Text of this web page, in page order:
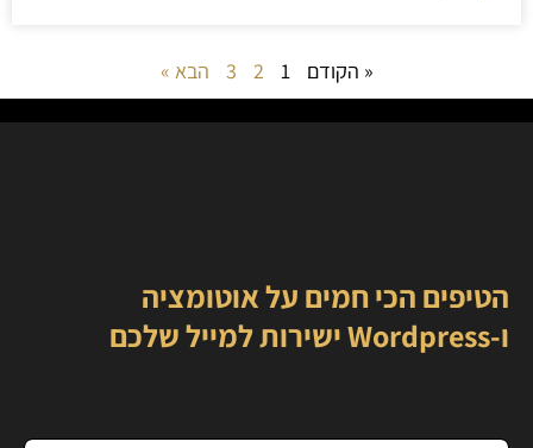
« הקודם 1
2
3 הבא »
הטיפים הכי חמים על אוטומציה
ו-Wordpress ישירות למייל שלכם